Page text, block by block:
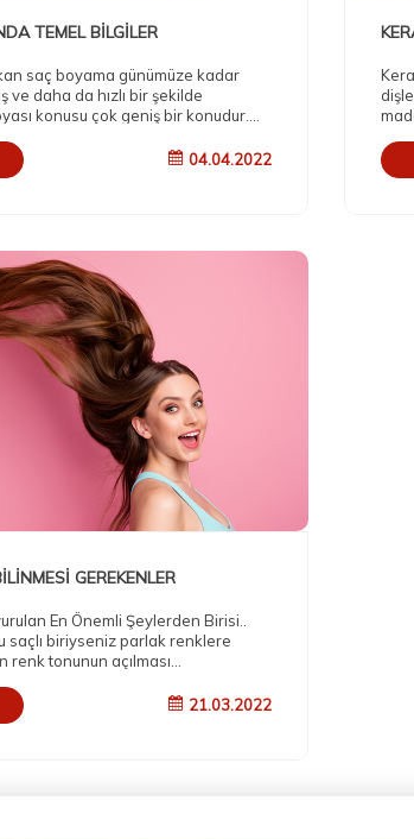
TEMEL BİLGİLER
saç boyama günümüze kadar
ve daha da hızlı bir şekilde
konusu çok geniş bir konudur.
Saç Boyası konusuna
Ee o zaman hazırsanız
04.04.2022
GEREKENLER
En Önemli Şeylerden Birisi..
saçlı biriyseniz parlak renklere
renk tonunun açılması
oryal saça platin rengi veren bir
yapısını parçalayan ve saçın
21.03.2022